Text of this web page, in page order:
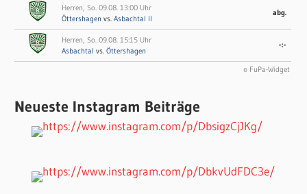
Herren, So. 09.08. 13:00 Uhr
Öttershagenvs.Asbachtal II
abg.
Herren, So. 09.08. 15:15 Uhr
Asbachtal vs.Öttershagen
-:-
© FuPa-Widget
Neueste Instagram Beiträge